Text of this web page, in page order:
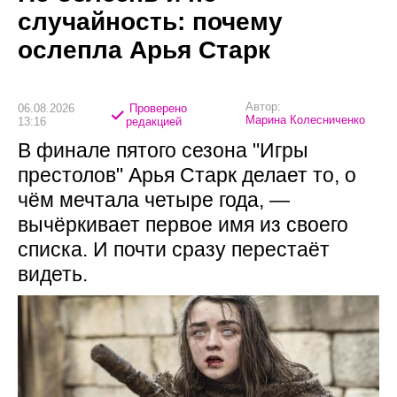
случайность: почему
ослепла Арья Старк
06.08.2026
13:16
Проверено
редакцией
Автор:
Марина Колесниченко
В финале пятого сезона "Игры
престолов" Арья Старк делает то, о
чём мечтала четыре года, —
вычёркивает первое имя из своего
списка. И почти сразу перестаёт
видеть.